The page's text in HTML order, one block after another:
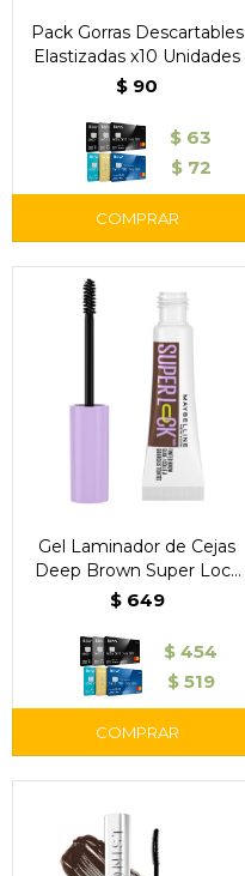
Pack Gorras Descartables
Elastizadas x10 Unidades
$ 90
$ 63
$ 72
Gel Laminador de Cejas
Deep Brown Super Lock
Brow Glue - Maybelline
$ 649
$ 454
$ 519